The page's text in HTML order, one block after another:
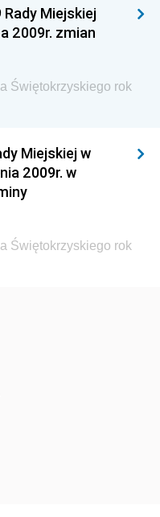
i Polityki
Cywilnego
Hutnictwa i
Zdrowia i Opieki
Rolnictwa, Leśnictwa
Inspektora Ochrony
Miejskiej
2009r. zmian
Świętokrzyskiego rok
Miejskiej w
2009r. w
Świętokrzyskiego rok